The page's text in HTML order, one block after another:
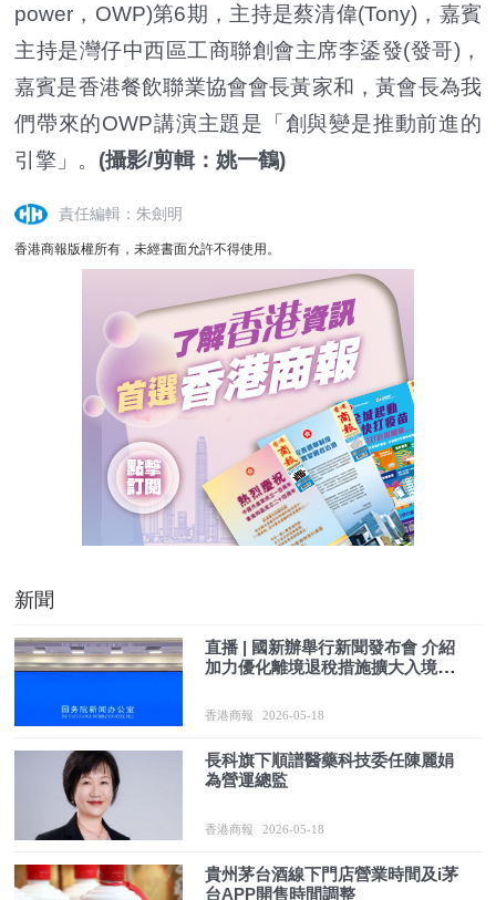
power，OWP)第6期，主持是蔡清偉(Tony)，嘉賓
主持是灣仔中西區工商聯創會主席李鋈發(發哥)，
嘉賓是香港餐飲聯業協會會長黃家和，黃會長為我
們帶來的OWP講演主題是「創與變是推動前進的
引擎」。 (攝影/剪輯：姚一鶴)
責任編輯：朱劍明
香港商報版權所有，未經書面允許不得使用。
新聞
直播 | 國新辦舉行新聞發布會 介紹
加力優化離境退稅措施擴大入境消
香港商報 2026-05-18
長科旗下順譜醫藥科技委任陳麗娟
為營運總監
香港商報 2026-05-18
貴州茅台酒線下門店營業時間及i茅
台APP開售時間調整